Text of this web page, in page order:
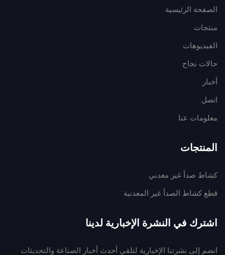
الصفحة الرئيسية
منتجات
الفيديوهات
حالات نجاح
أخبار
اتصل
معلومات عنا
المنتجات
كشاط صدأ غير معدني
قطع كشاط الصدأ غير المعدنية
اشترك في النشرة الإخبارية لدينا
انضم إلى نشرتنا الإخبارية لتلقي أحدث أخبار الصناعة والتحديثات